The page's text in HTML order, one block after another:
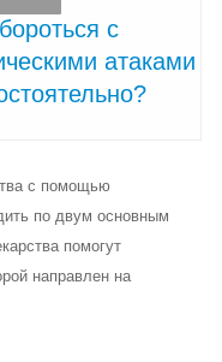
с
атаками
с помощью
по двум основным
помогут
направлен на